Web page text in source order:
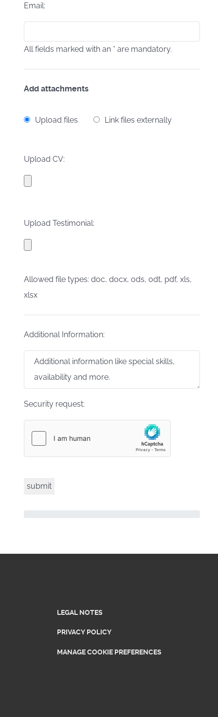
Email:
All fields marked with an * are mandatory.
Add attachments
Upload files Link files externally
Upload CV:
Upload Testimonial:
Allowed file types: doc, docx, ods, odt, pdf, xls,
xlsx
Additional Information:
Security request:
LEGAL NOTES
PRIVACY POLICY
MANAGE COOKIE PREFERENCES